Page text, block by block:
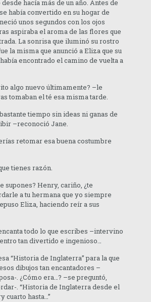
hacía más de un año. Antes de
había convertido en su hogar de
unos segundos con los ojos
aspiraba el aroma de las flores que
La sonrisa que iluminó su rostro
la misma que anunció a Eliza que su
encontrado el camino de vuelta a
nuevo últimamente? –le
tomaban el té esa misma tarde.
tiempo sin ideas ni ganas de
–reconoció Jane.
retomar esa buena costumbre
tienes razón.
Henry, cariño, ¿te
a tu hermana que yo siempre
Eliza, haciendo reír a sus
todo lo que escribes –intervino
tan divertido e ingenioso…
de Inglaterra” para la que
dibujos tan encantadores –
. ¿Cómo era…? –se preguntó,
. “Historia de Inglaterra desde el
cuarto hasta…”